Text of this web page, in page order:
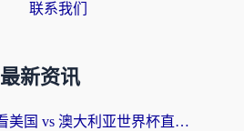
联系我们
最新资讯
在国外怎么看美国 vs 澳大利亚世界杯直播？海外党必藏的中文解说观赛指南